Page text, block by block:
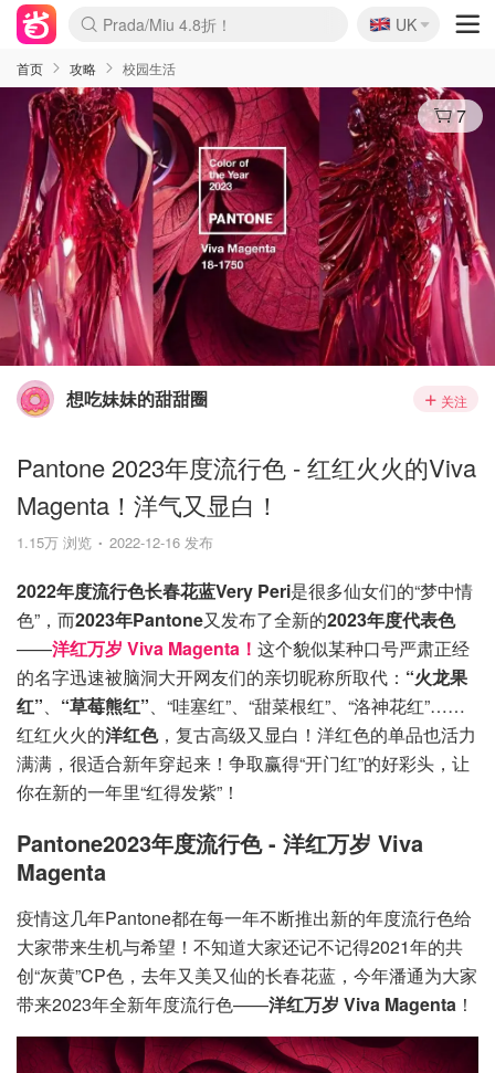
麦卢卡蜂蜜夏促！个位数！
Prada/Miu 4.8折！
啥？必胜客披萨5折！
🇬🇧
UK
首页 攻略 校园生活
7
想吃妹妹的甜甜圈 关注
Pantone 2023年度流行色 - 红红火火的Viva
Magenta！洋气又显白！
1.15万 浏览 2022-12-16 发布
2022年度流行色长春花蓝Very Peri是很多仙女们的“梦中情
色”，而2023年Pantone又发布了全新的2023年度代表色
——洋红万岁 Viva Magenta！ 这个貌似某种口号严肃正经
的名字迅速被脑洞大开网友们的亲切昵称所取代： “火龙果
红”、 “草莓熊红”、“哇塞红”、“甜菜根红”、“洛神花红”……
红红火火的洋红色，复古高级又显白！洋红色的单品也活力
满满，很适合新年穿起来！争取赢得“开门红”的好彩头，让
你在新的一年里“红得发紫”！
Pantone2023年度流行色 - 洋红万岁 Viva
Magenta
疫情这几年Pantone都在每一年不断推出新的年度流行色给
大家带来生机与希望！不知道大家还记不记得2021年的共
创“灰黄”CP色，去年又美又仙的长春花蓝，今年潘通为大家
带来2023年全新年度流行色——洋红万岁 Viva Magenta ！